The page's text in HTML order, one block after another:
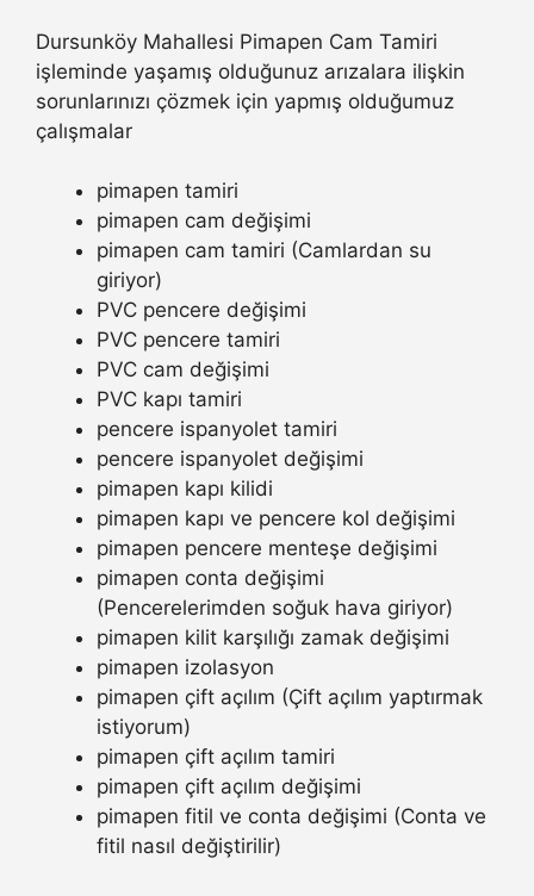
Dursunköy Mahallesi Pimapen Cam Tamiri
işleminde yaşamış olduğunuz arızalara ilişkin
sorunlarınızı çözmek için yapmış olduğumuz
çalışmalar
pimapen tamiri
pimapen cam değişimi
pimapen cam tamiri (Camlardan su
giriyor)
PVC pencere değişimi
PVC pencere tamiri
PVC cam değişimi
PVC kapı tamiri
pencere ispanyolet tamiri
pencere ispanyolet değişimi
pimapen kapı kilidi
pimapen kapı ve pencere kol değişimi
pimapen pencere menteşe değişimi
pimapen conta değişimi
(Pencerelerimden soğuk hava giriyor)
pimapen kilit karşılığı zamak değişimi
pimapen izolasyon
pimapen çift açılım (Çift açılım yaptırmak
istiyorum)
pimapen çift açılım tamiri
pimapen çift açılım değişimi
pimapen fitil ve conta değişimi (Conta ve
fitil nasıl değiştirilir)